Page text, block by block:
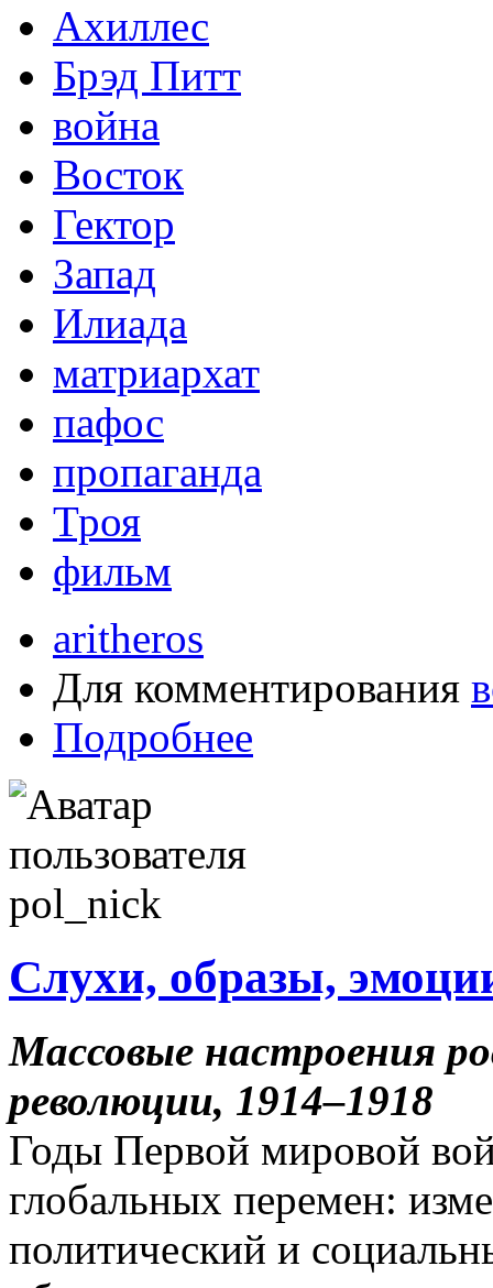
Ахиллес
Брэд Питт
война
Восток
Гектор
Запад
Илиада
матриархат
пафос
пропаганда
Троя
фильм
aritheros
Для комментирования
Подробнее
Слухи, образы,
Массовые настроения
революции, 1914–1918
Годы Первой мировой
глобальных перемен:
политический и